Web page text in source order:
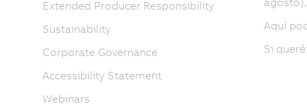
Aquí
Si
Extended Producer Responsibility
Sustainability
Corporate Governance
Accessibility Statement
Webinars